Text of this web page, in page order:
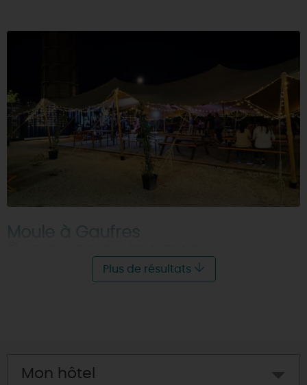
Plus de résultats
Mon hôtel